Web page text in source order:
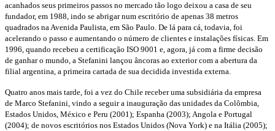
acanhados seus primeiros passos no mercado tão logo deixou a casa de seu
fundador, em 1988, indo se abrigar num escritório de apenas 38 metros
quadrados na Avenida Paulista, em São Paulo. De lá para cá, todavia, foi
acelerando o passo e aumentando o número de clientes e instalações físicas. Em
1996, quando recebeu a certificação ISO 9001 e, agora, já com a firme decisão
de ganhar o mundo, a Stefanini lançou âncoras ao exterior com a abertura da
filial argentina, a primeira cartada de sua decidida investida externa.
Quatro anos mais tarde, foi a vez do Chile receber uma subsidiária da empresa
de Marco Stefanini, vindo a seguir a inauguração das unidades da Colômbia,
Estados Unidos, México e Peru (2001); Espanha (2003); Angola e Portugal
(2004); de novos escritórios nos Estados Unidos (Nova York) e na Itália (2005);